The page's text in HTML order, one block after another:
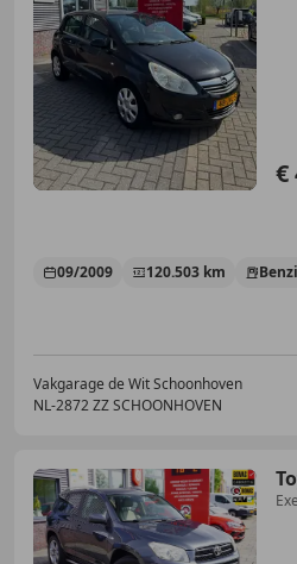
€
09/2009 120.503 km
Vakgarage de Wit Schoonhoven
NL-2872 ZZ SCHOONHOVEN